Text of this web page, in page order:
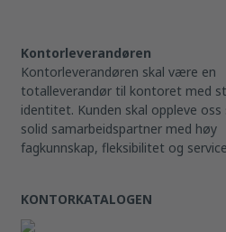
Kontorleverandøren
Kontorleverandøren skal være en
totalleverandør til kontoret med
identitet. Kunden skal oppleve oss
solid samarbeidspartner med høy
fagkunnskap, fleksibilitet og
KONTORKATALOGEN